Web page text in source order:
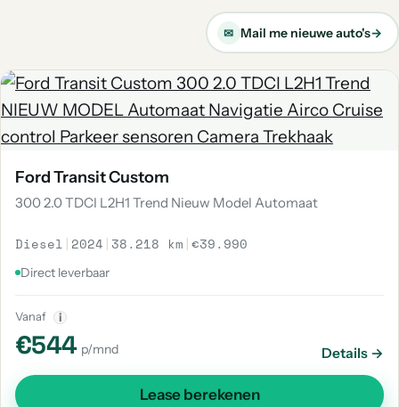
✉ Mail me nieuwe auto's→
Ford Transit Custom
300 2.0 TDCI L2H1 Trend Nieuw Model Automaat
Diesel | 2024 | 38.218 km |€39.990
Direct leverbaar
Vanaf i
€544 p/mnd Details →
Lease berekenen